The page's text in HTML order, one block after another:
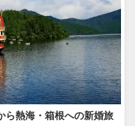
ら熱海・箱根への新婚旅